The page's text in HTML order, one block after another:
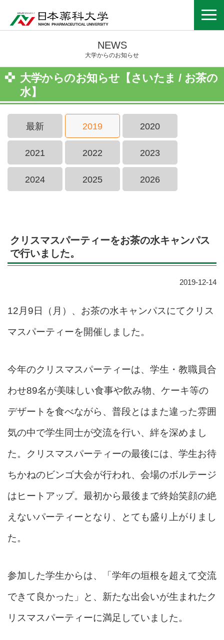
NEWS
大学からのお知らせ
大学からのお知らせ【さいたま / お茶の
水】
最新 2019 2020
2021 2022 2023
2024 2025 2026
クリスマスパーティーをお茶の水キャンパス
で行いました。
2019-12-14
12月9日（月）、お茶の水キャンパスにてクリス
マスパーティーを開催しました。
今年のクリスマスパーティーは、学生・教職員合
わせ89名が美味しい食事や飲み物、 ケーキ等の
デザートを食べながら、普段とはまた違った雰囲
気の中で学生同士が交流を行い、絆を深めまし
た。クリスマスパーティーの最後には、学生お待
ちかねのビンゴ大会が行われ、会場のボルテージ
はヒートアップ。最初から最後まで終始笑顔の絶
えないパーティーとなり、とても盛り上がりまし
た。
参加した学生からは、「学年の垣根を超えて交流
できて良かった」と、新たな出会いが生まれたク
リスマスパーティーに満足していました。